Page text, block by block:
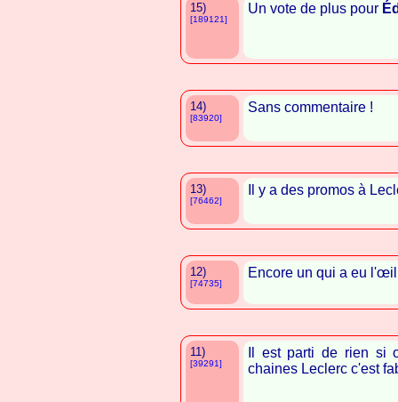
15)
[189121]
Un vote de plus pour
14)
[83920]
Sans commentaire !
13)
[76462]
Il y a des promos à
12)
[74735]
Encore un qui a eu
11)
[39291]
Il est parti de rien si
chaines Leclerc c'est